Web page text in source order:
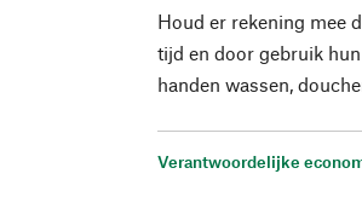
Houd er rekening mee
tijd en door gebruik
handen wassen,
Verantwoordelijke